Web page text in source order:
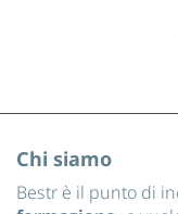
Chi siamo
Bestr è il punto di